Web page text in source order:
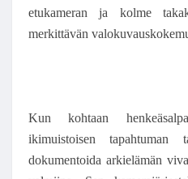
etukameran ja kolme
merkittävän
Kun kohtaan
ikimuistoisen tapahtuman
dokumentoida arkielämän